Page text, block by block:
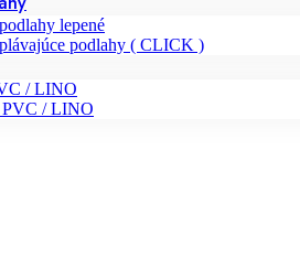
lepené
podlahy ( CLICK )
/ LINO
PVC / LINO